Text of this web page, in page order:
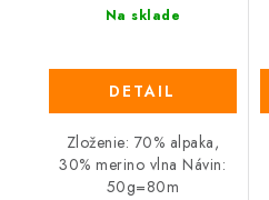
Na sklade
DETAIL
Zloženie: 70% alpaka,
30% merino vlna Návin:
50g=80m